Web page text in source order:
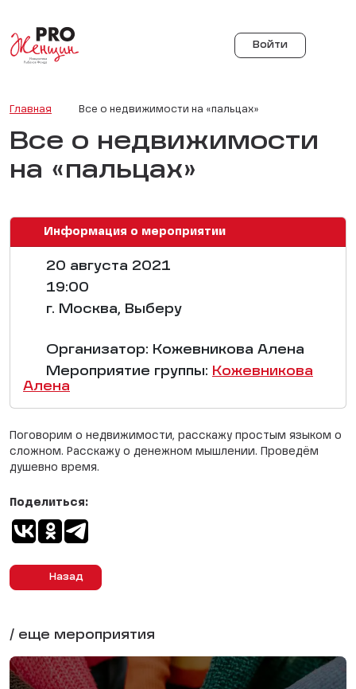
Войти
Главная Все о недвижимости на «пальцах»
Все о недвижимости
на «пальцах»
Информация о мероприятии
20 августа 2021
19:00
г. Москва, Выберу
Организатор: Кожевникова Алена
Мероприятие группы: Кожевникова
Алена
Поговорим о недвижимости, расскажу простым языком о
сложном. Расскажу о денежном мышлении. Проведём
душевно время.
Назад
Поделиться:
/ еще мероприятия